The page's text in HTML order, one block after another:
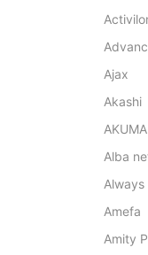
Ajax
Akashi
Alba
Always
Amefa
Amity